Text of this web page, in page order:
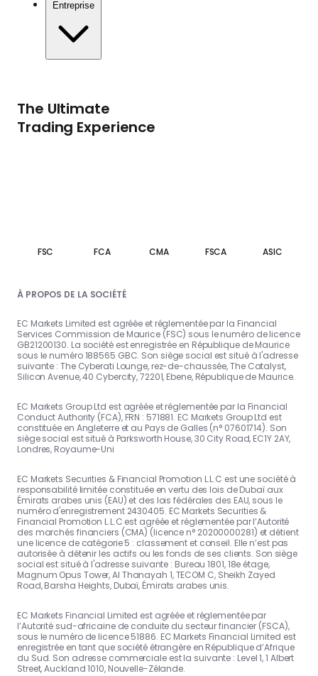
Entreprise
The Ultimate
Trading Experience
FSC FCA CMA FSCA ASIC
À PROPOS DE LA SOCIÉTÉ
EC Markets Limited est agréée et réglementée par la Financial
Services Commission de Maurice (FSC) sous le numéro de licence
GB21200130. La société est enregistrée en République de Maurice
sous le numéro 188565 GBC. Son siège social est situé à l'adresse
suivante : The Cyberati Lounge, rez-de-chaussée, The Catalyst,
Silicon Avenue, 40 Cybercity, 72201, Ebene, République de Maurice.
EC Markets Group Ltd est agréée et réglementée par la Financial
Conduct Authority (FCA), FRN : 571881. EC Markets Group Ltd est
constituée en Angleterre et au Pays de Galles (n° 07601714). Son
siège social est situé à Parksworth House, 30 City Road, EC1Y 2AY,
Londres, Royaume-Uni
EC Markets Securities & Financial Promotion L.L.C est une société à
responsabilité limitée constituée en vertu des lois de Dubaï aux
Émirats arabes unis (EAU) et des lois fédérales des EAU, sous le
numéro d'enregistrement 2430405. EC Markets Securities &
Financial Promotion L.L.C est agréée et réglementée par l’Autorité
des marchés financiers (CMA) (licence n° 20200000281) et détient
une licence de catégorie 5 : classement et conseil. Elle n’est pas
autorisée à détenir les actifs ou les fonds de ses clients. Son siège
social est situé à l'adresse suivante : Bureau 1801, 18e étage,
Magnum Opus Tower, Al Thanayah 1, TECOM C, Sheikh Zayed
Road, Barsha Heights, Dubaï, Émirats arabes unis.
EC Markets Financial Limited est agréée et réglementée par
l’Autorité sud-africaine de conduite du secteur financier (FSCA),
sous le numéro de licence 51886. EC Markets Financial Limited est
enregistrée en tant que société étrangère en République d’Afrique
du Sud. Son adresse commerciale est la suivante : Level 1, 1 Albert
Street, Auckland 1010, Nouvelle-Zélande.